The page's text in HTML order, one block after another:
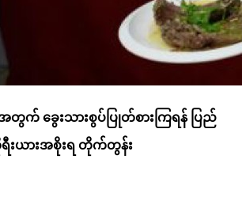
ခွေးသားစွပ်ပြုတ်စားကြရန် ပြည်
းယားအစိုးရ တိုက်တွန်း